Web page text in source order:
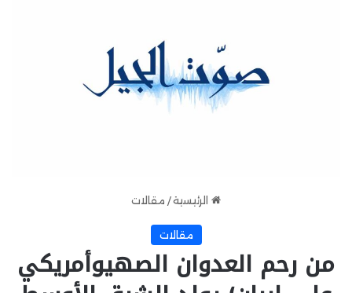
الرئيسية/ مقالات
مقالات
من رحم العدوان الصهيوأمريكي